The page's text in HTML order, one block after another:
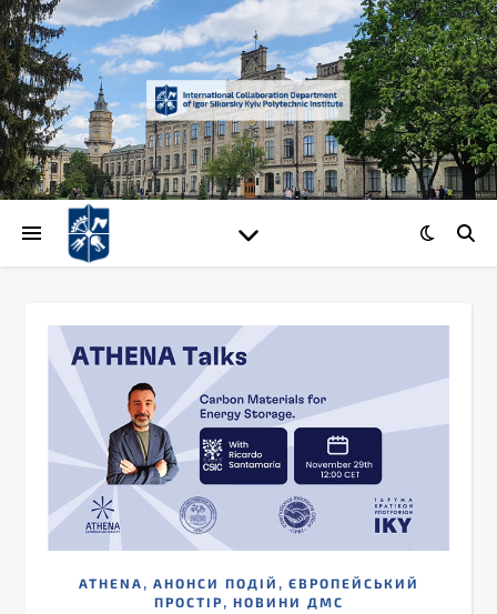
ATHENA , АНОНСИ ПОДІЙ , ЄВРОПЕЙСЬКИЙ
ПРОСТІР , НОВИНИ ДМС